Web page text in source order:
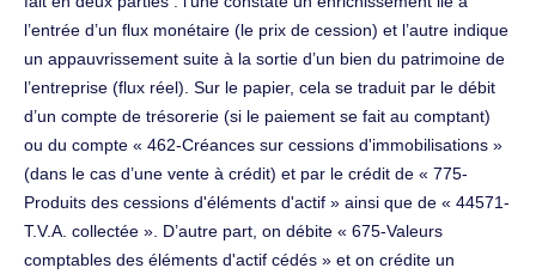
l’entrée d’un flux monétaire (le prix de cession) et l’autre indique
un appauvrissement suite à la sortie d’un bien du patrimoine de
l’entreprise (flux réel). Sur le papier, cela se traduit par le débit
d’un compte de trésorerie (si le paiement se fait au comptant)
ou du compte « 462-Créances sur cessions d'immobilisations »
(dans le cas d’une vente à crédit) et par le crédit de « 775-
Produits des cessions d'éléments d'actif » ainsi que de « 44571-
T.V.A. collectée ». D’autre part, on débite « 675-Valeurs
comptables des éléments d'actif cédés » et on crédite un